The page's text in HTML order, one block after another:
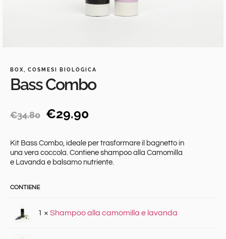
BOX COSMESI BIOLOGICA
Bass Combo
€34.80 €29.90
Kit Bass Combo, ideale per trasformare il bagnetto in
una vera coccola. Contiene shampoo alla Camomilla
e Lavanda e balsamo nutriente.
1 × Shampoo alla camomilla e lavanda